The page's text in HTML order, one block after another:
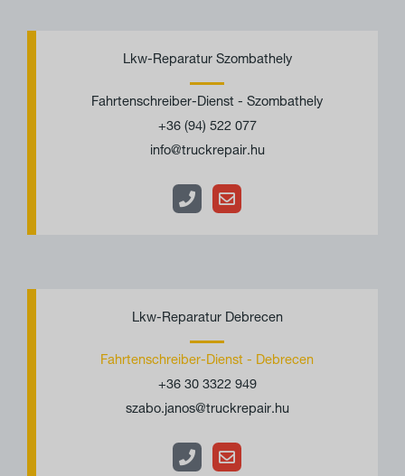
Lkw-Reparatur Szombathely
Fahrtenschreiber-Dienst - Szombathely
+36 (94) 522 077
info@truckrepair.hu
e
n
m
a
Lkw-Reparatur Debrecen
Fahrtenschreiber-Dienst - Debrecen
+36 30 3322 949
szabo.janos@truckrepair.hu
e
n
m
h
a